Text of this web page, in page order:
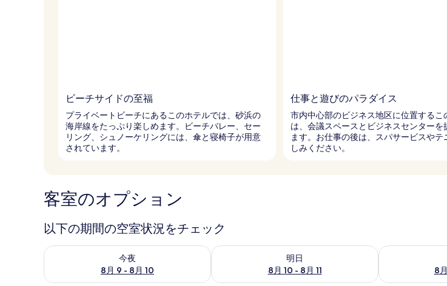
ビーチサイドの至福
プライベートビーチにあるこのホテルでは、砂浜の
海岸線をたっぷり楽しめます。ビーチバレー、セー
リング、シュノーケリングには、傘と寝椅子が用意
されています。
仕事と遊びのパラダイス
市内中心部のビジネス地区に位置するこ
は、会議スペースとビジネスセンターを
ます。お仕事の後は、スパサービスやテ
しみください。
客室のオプション
以下の期間の空室状況をチェック
今夜
8月 9 - 8月 10
今夜 8月 9 - 8月 10 の空室状況をチェック
明日
8月 10 - 8月 11
明日 8月 10 - 8月 11 の空室状況をチェック
8
今週末 8月 14 -